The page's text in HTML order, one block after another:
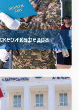
кафедра